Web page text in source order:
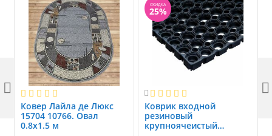
Ковер Лайла де Люкс
15704 10766. Овал
0.8x1.5 м
СКИДКА
25%

Коврик вxодной
резиновый
крупноячеистый
 